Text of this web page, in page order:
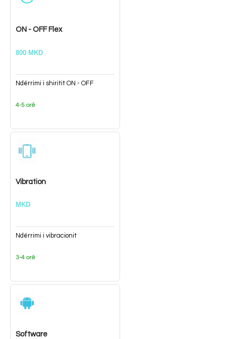
ON - OFF Flex
800 MKD
Ndërrimi i shiritit ON - OFF
4-5 orë
Vibration
MKD
Ndërrimi i vibracionit
3-4 orë
Software